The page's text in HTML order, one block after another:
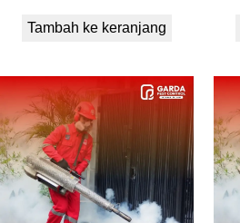
Tambah ke keranjang